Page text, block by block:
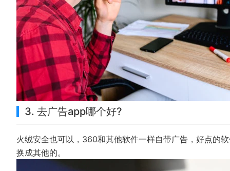
3. 去广告app哪个好?
火绒安全也可以，360和其他软件一样自带广告，好点的
换成其他的。